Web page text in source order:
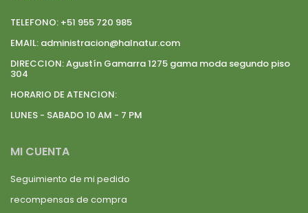
TELEFONO: +51 955 720 985
EMAIL: administracion@halnatur.com
DIRECCION:Agustín Gamarra 1275 gama moda segundo piso
304
HORARIO DE ATENCION:
LUNES - SABADO 10 AM - 7 PM
MI CUENTA
Seguimiento de mi pedido
recompensas de compra